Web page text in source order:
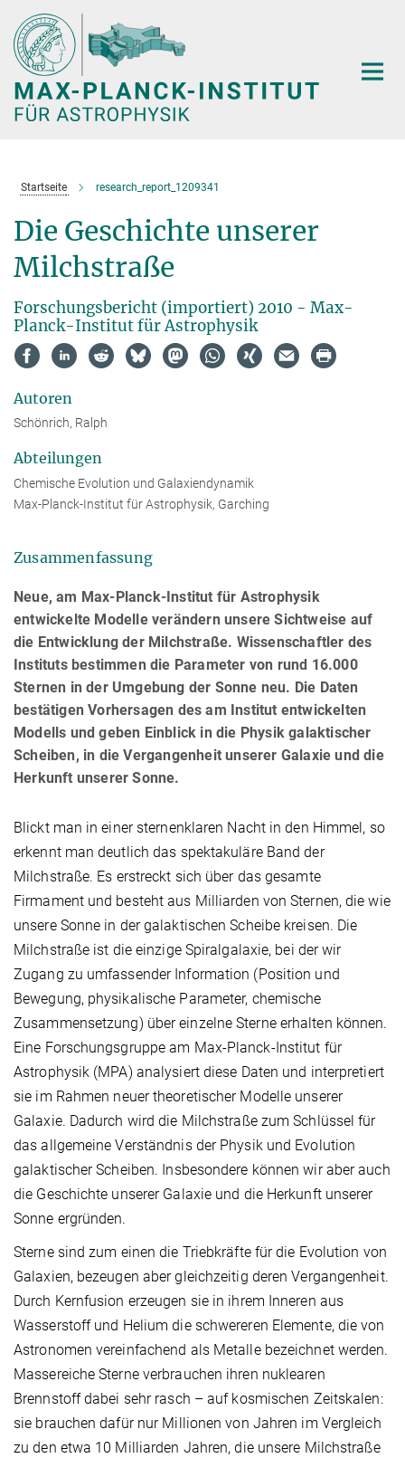
Hauptinhalt
Startseite research_report_1209341
Die Geschichte unserer
Milchstraße
Forschungsbericht (importiert) 2010 - Max-
Planck-Institut für Astrophysik
Autoren
Schönrich, Ralph
Abteilungen
Chemische Evolution und Galaxiendynamik
Max-Planck-Institut für Astrophysik, Garching
Zusammenfassung
Neue, am Max-Planck-Institut für Astrophysik
entwickelte Modelle verändern unsere Sichtweise auf
die Entwicklung der Milchstraße. Wissenschaftler des
Instituts bestimmen die Parameter von rund 16.000
Sternen in der Umgebung der Sonne neu. Die Daten
bestätigen Vorhersagen des am Institut entwickelten
Modells und geben Einblick in die Physik galaktischer
Scheiben, in die Vergangenheit unserer Galaxie und die
Herkunft unserer Sonne.
Blickt man in einer sternenklaren Nacht in den Himmel, so
erkennt man deutlich das spektakuläre Band der
Milchstraße. Es erstreckt sich über das gesamte
Firmament und besteht aus Milliarden von Sternen, die wie
unsere Sonne in der galaktischen Scheibe kreisen. Die
Milchstraße ist die einzige Spiralgalaxie, bei der wir
Zugang zu umfassender Information (Position und
Bewegung, physikalische Parameter, chemische
Zusammensetzung) über einzelne Sterne erhalten können.
Eine Forschungsgruppe am Max-Planck-Institut für
Astrophysik (MPA) analysiert diese Daten und interpretiert
sie im Rahmen neuer theoretischer Modelle unserer
Galaxie. Dadurch wird die Milchstraße zum Schlüssel für
das allgemeine Verständnis der Physik und Evolution
galaktischer Scheiben. Insbesondere können wir aber auch
die Geschichte unserer Galaxie und die Herkunft unserer
Sonne ergründen.
Sterne sind zum einen die Triebkräfte für die Evolution von
Galaxien, bezeugen aber gleichzeitig deren Vergangenheit.
Durch Kernfusion erzeugen sie in ihrem Inneren aus
Wasserstoff und Helium die schwereren Elemente, die von
Astronomen vereinfachend als Metalle bezeichnet werden.
Massereiche Sterne verbrauchen ihren nuklearen
Brennstoff dabei sehr rasch – auf kosmischen Zeitskalen:
sie brauchen dafür nur Millionen von Jahren im Vergleich
zu den etwa 10 Milliarden Jahren, die unsere Milchstraße